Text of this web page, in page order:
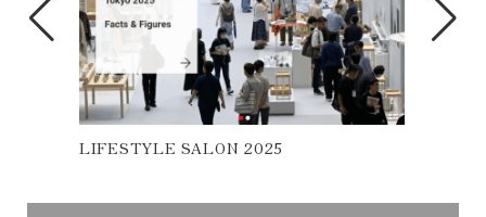
エステサロン＠ベトナム